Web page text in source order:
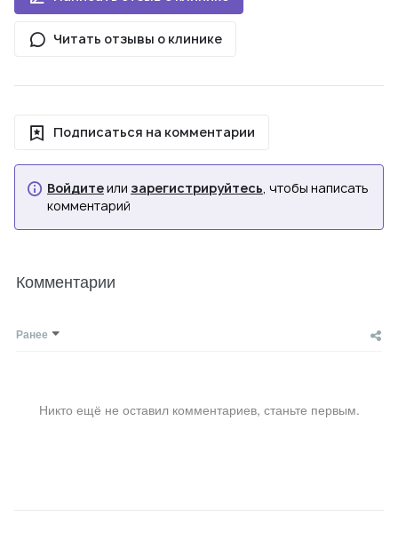
Читать отзывы о клинике
Подписаться на комментарии
Войдитеили зарегистрируйтесь, чтобы написать
комментарий
Комментарии
Ранее
Никто ещё не оставил комментариев, станьте первым.